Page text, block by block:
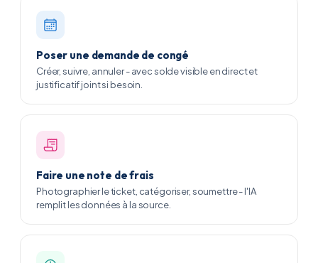
Poser une demande de congé
Créer, suivre, annuler - avec solde visible en direct et
justificatif joint si besoin.
Faire une note de frais
Photographier le ticket, catégoriser, soumettre - l'IA
remplit les données à la source.